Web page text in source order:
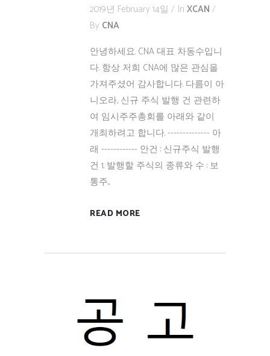
2019년 February 14일 In XCAN
By CNA
안녕하세요. CNA 대표 차동수입니
다. 항상 저희 CNA에 많은 관심을
가져주셨어 감사합니다. 다름이 아
니오라, 신규 주식 발행 건 관련하
여 임시주주총회를 아래와 같이
개최하려고 합니다. -------------- 아
래 ------------ 안건 : 신규주식 발행
건 1. 발행할 주식의 종류와 수 : 보
통주...
READ MORE